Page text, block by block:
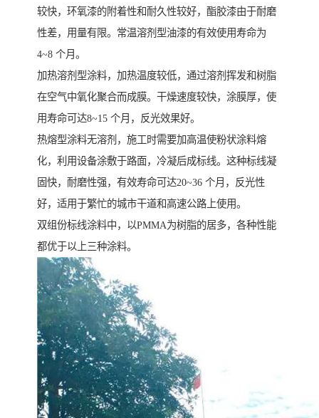
较快，环氧漆的附着性和耐久性较好，酯胶漆由于耐磨
性差，用量有限。常温溶剂型油漆的有效使用寿命为
4~8 个月。
加热溶剂型涂料，加热温度较低，通过溶剂挥发和树脂
在空气中氧化聚合而成膜。干燥速度较快，涂膜厚，使
用寿命可达8~15 个月，反光效果好。
热熔型涂料无溶剂，施工时需要加高温使粉状涂料熔
化，利用设备涂敷于路面，冷凝后成标线。这种标线凝
固快，耐磨性强，有效寿命可达20~36 个月，反光性
好，适用于繁忙的城市干道和高速公路上使用。
双组份标线涂料中，以PMMA为树脂的居多，各种性能
都优于以上三种涂料。